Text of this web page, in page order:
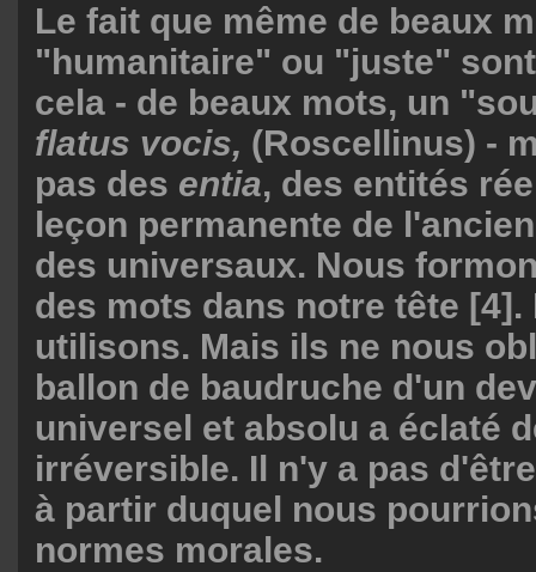
Le fait que même de beaux
"humanitaire" ou "juste"
cela - de beaux mots, un
flatus vocis, (Roscellinus) -
pas des entia, des entités
leçon permanente de
des universaux. Nous
des mots dans notre tête [4].
utilisons. Mais ils ne nous
ballon de baudruche d'un
universel et absolu a éclaté
irréversible. Il n'y a pas
à partir duquel nous
normes morales.